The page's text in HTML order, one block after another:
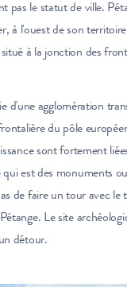
pas le statut de ville.
à l'ouest de son
à la jonction des
d'une agglomération
du pôle
sont fortement
est des monuments
de faire un tour avec
Le site
détour.